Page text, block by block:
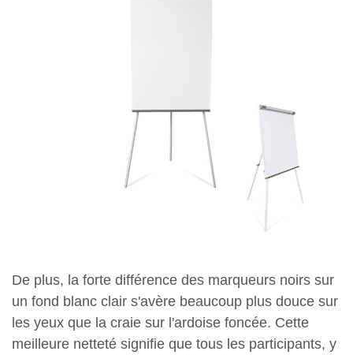
De plus, la forte différence des marqueurs noirs sur
un fond blanc clair s'avère beaucoup plus douce sur
les yeux que la craie sur l'ardoise foncée. Cette
meilleure netteté signifie que tous les participants, y